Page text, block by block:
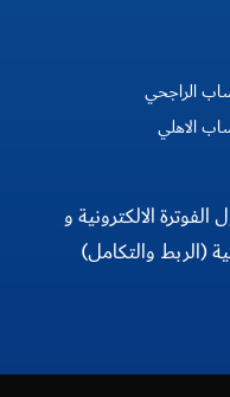
الالكترونية و
(الربط والتكامل)